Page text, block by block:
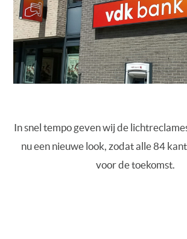
In snel tempo geven wij de
nu een nieuwe look, zodat alle 84
voor de toekomst.